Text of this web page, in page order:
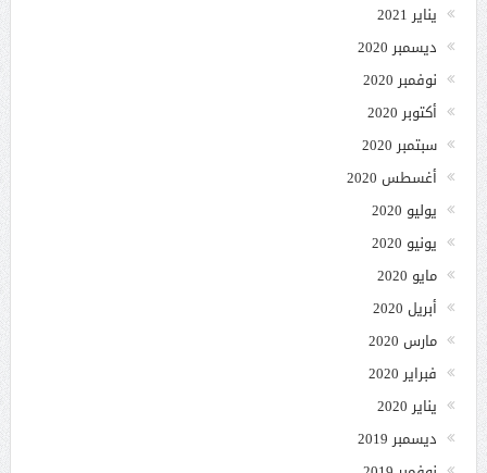
يناير 2021
ديسمبر 2020
نوفمبر 2020
أكتوبر 2020
سبتمبر 2020
أغسطس 2020
يوليو 2020
يونيو 2020
مايو 2020
أبريل 2020
مارس 2020
فبراير 2020
يناير 2020
ديسمبر 2019